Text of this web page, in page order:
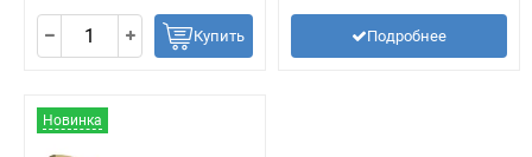
Купить Подробнее
Новинка